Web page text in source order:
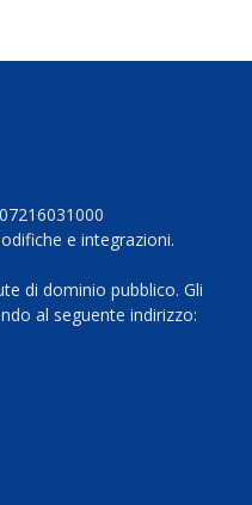
e integrazioni.
di dominio pubblico. Gli
al seguente indirizzo: